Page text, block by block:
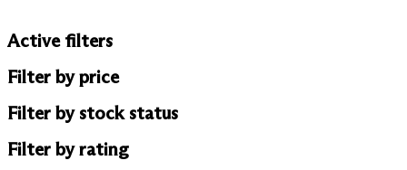
Active filters
Filter by price
Filter by stock status
Filter by rating